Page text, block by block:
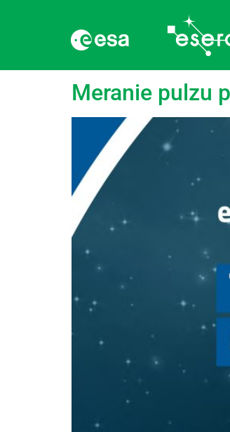
Značka:
Meranie pulzu